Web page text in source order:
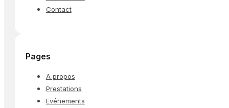
Contact
Pages
A propos
Prestations
Evénements